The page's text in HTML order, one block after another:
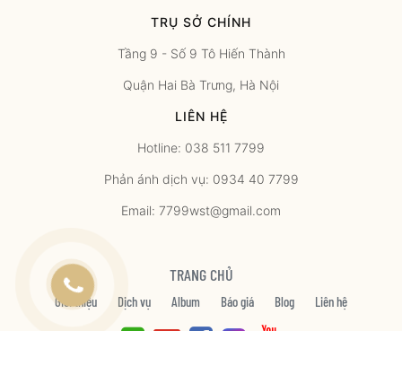
TRỤ SỞ CHÍNH
Tầng 9 - Số 9 Tô Hiến Thành
Quận Hai Bà Trưng, Hà Nội
LIÊN HỆ
Hotline: 038 511 7799
Phản ánh dịch vụ: 0934 40 7799
Email: 7799wst@gmail.com
TRANG CHỦ
Giới thiệu Dịch vụ Album Báo giá Blog Liên hệ